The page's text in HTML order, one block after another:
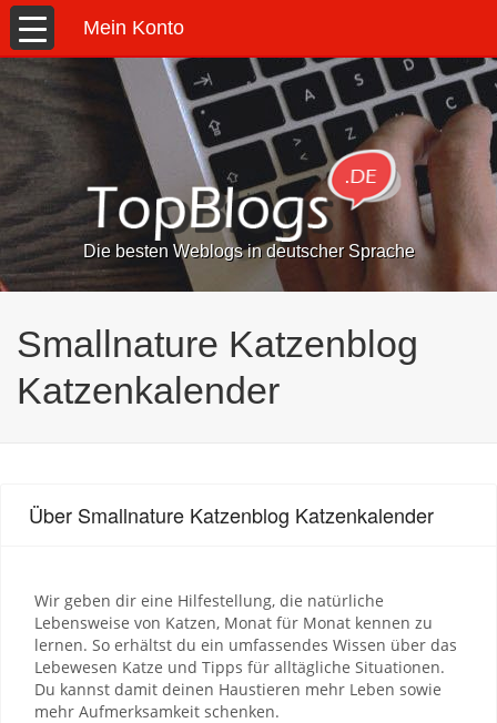
Mein Konto
Die besten Weblogs in deutscher Sprache
Smallnature Katzenblog
Katzenkalender
Über Smallnature Katzenblog Katzenkalender
Wir geben dir eine Hilfestellung, die natürliche
Lebensweise von Katzen, Monat für Monat kennen zu
lernen. So erhältst du ein umfassendes Wissen über das
Lebewesen Katze und Tipps für alltägliche Situationen.
Du kannst damit deinen Haustieren mehr Leben sowie
mehr Aufmerksamkeit schenken.